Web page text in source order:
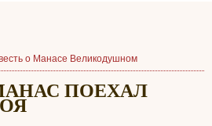
о Манасе Великодушном
ПОЕХАЛ